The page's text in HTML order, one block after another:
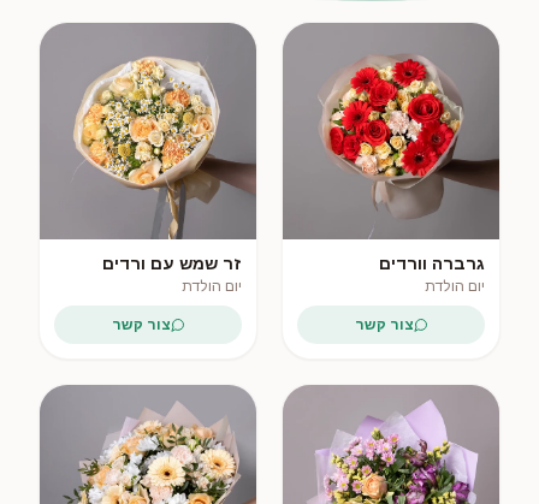
גרברה וורדים
יום הולדת
צור קשר
זר שמש עם ורדים
יום הולדת
צור קשר